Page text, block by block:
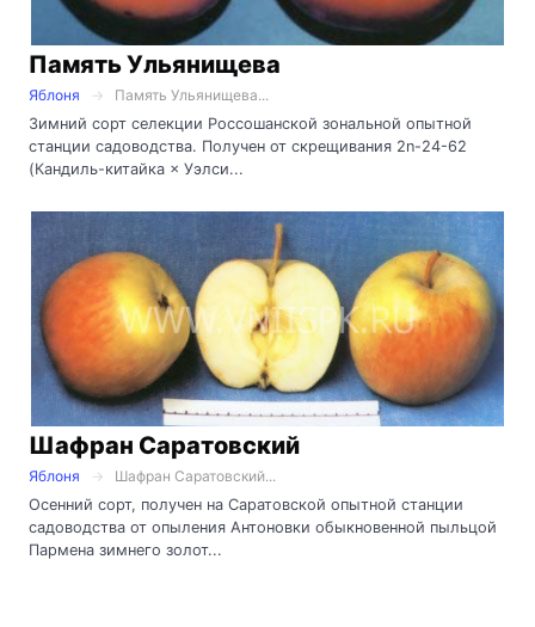
Память Ульянищева
Яблоня
Память Ульянищева...
Зимний сорт селекции Россошанской зональной опытной
станции садоводства. Получен от скрещивания 2n-24-62
(Кандиль-китайка × Уэлси...
Шафран Саратовский
Яблоня
Шафран Саратовский...
Осенний сорт, получен на Саратовской опытной станции
садоводства от опыления Антоновки обыкновенной пыльцой
Пармена зимнего золот...